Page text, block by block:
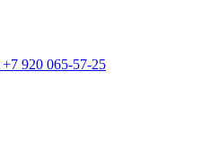
+7 920 065-57-25